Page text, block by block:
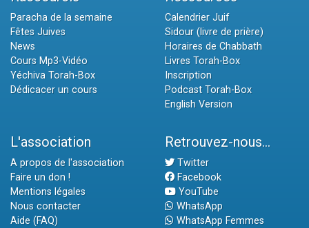
Paracha de la semaine
Fêtes Juives
News
Cours Mp3-Vidéo
Yéchiva Torah-Box
Dédicacer un cours
Calendrier Juif
Sidour (livre de prière)
Horaires de Chabbath
Livres Torah-Box
Inscription
Podcast Torah-Box
English Version
L'association
A propos de l'association
Faire un don !
Mentions légales
Nous contacter
Aide (FAQ)
Retrouvez-nous...
Twitter
Facebook
YouTube
WhatsApp
WhatsApp Femmes